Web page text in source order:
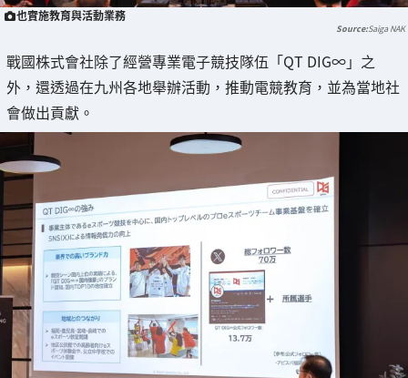
也實施教育與活動業務
Saiga NAK
戰國株式會社除了經營專業電子競技隊伍「QT DIG∞」之
外，還透過在九州各地舉辦活動，推動電競教育，並為當地社
會做出貢獻。